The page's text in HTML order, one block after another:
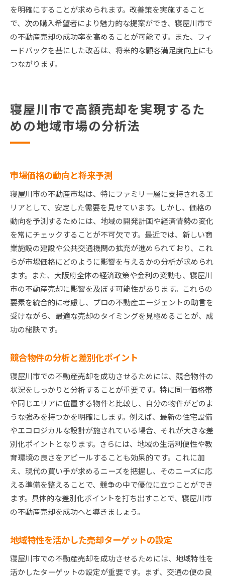
を明確にすることが求められます。改善策を実施すること
で、次の購入希望者により魅力的な提案ができ、寝屋川市で
の不動産売却の成功率を高めることが可能です。また、フィ
ードバックを基にした改善は、将来的な顧客満足度向上にも
つながります。
寝屋川市で高額売却を実現するた
めの地域市場の分析法
市場価格の動向と将来予測
寝屋川市の不動産市場は、特にファミリー層に支持されるエ
リアとして、安定した需要を見せています。しかし、価格の
動向を予測するためには、地域の開発計画や経済情勢の変化
を常にチェックすることが不可欠です。最近では、新しい商
業施設の建設や公共交通機関の拡充が進められており、これ
らが市場価格にどのように影響を与えるかの分析が求められ
ます。また、大阪府全体の経済政策や金利の変動も、寝屋川
市の不動産売却に影響を及ぼす可能性があります。これらの
要素を統合的に考慮し、プロの不動産エージェントの助言を
受けながら、最適な売却のタイミングを見極めることが、成
功の秘訣です。
競合物件の分析と差別化ポイント
寝屋川市での不動産売却を成功させるためには、競合物件の
状況をしっかりと分析することが重要です。特に同一価格帯
や同じエリアに位置する物件と比較し、自分の物件がどのよ
うな強みを持つかを明確にします。例えば、最新の住宅設備
やエコロジカルな設計が施されている場合、それが大きな差
別化ポイントとなります。さらには、地域の生活利便性や教
育環境の良さをアピールすることも効果的です。これに加
え、現代の買い手が求めるニーズを把握し、そのニーズに応
える準備を整えることで、競争の中で優位に立つことができ
ます。具体的な差別化ポイントを打ち出すことで、寝屋川市
の不動産売却を成功へと導きましょう。
地域特性を活かした売却ターゲットの設定
寝屋川市での不動産売却を成功させるためには、地域特性を
活かしたターゲットの設定が重要です。まず、交通の便の良